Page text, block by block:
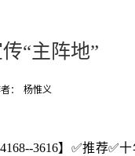
“主阵地”
： 杨惟义
3616】✅推荐✅